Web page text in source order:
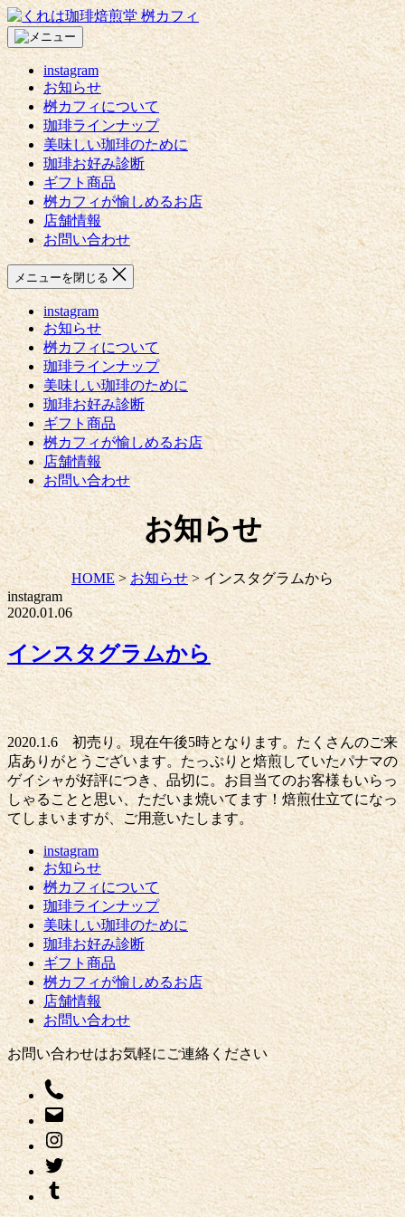
コ
ン
テ
ン
ツ
へ
ス
キ
ッ
プ
く
は
琲
焙
煎
堂
桝
フ
ィ
instagram
お知らせ
桝カフィについて
珈琲ラインナップ
美味しい珈琲のために
珈琲お好み診断
ギフト商品
桝カフィが愉しめるお店
店舗情報
お問い合わせ
メニューを閉じる
instagram
お知らせ
桝カフィについて
珈琲ラインナップ
美味しい珈琲のために
珈琲お好み診断
ギフト商品
桝カフィが愉しめるお店
店舗情報
お問い合わせ
お知らせ
HOME> お知らせ > インスタグラムから
instagram
2020.01.06
インスタグラムから
2020.1.6 初売り。現在午後5時となります。たくさんのご来
店ありがとうございます。たっぷりと焙煎していたパナマの
ゲイシャが好評につき、品切に。お目当てのお客様もいらっ
しゃることと思い、ただいま焼いてます！焙煎仕立てになっ
てしまいますが、ご用意いたします。
instagram
お知らせ
桝カフィについて
珈琲ラインナップ
美味しい珈琲のために
珈琲お好み診断
ギフト商品
桝カフィが愉しめるお店
店舗情報
お問い合わせ
お問い合わせはお気軽にご連絡ください